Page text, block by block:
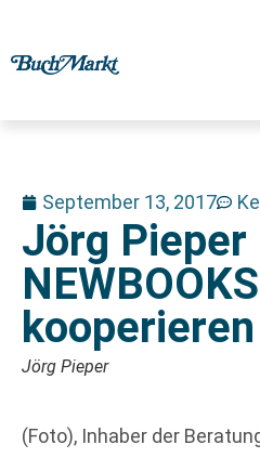
September 13, 2017
Jörg Pieper
kooperieren
Jörg Pieper
(Foto), Inhaber der